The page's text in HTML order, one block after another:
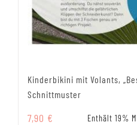
Kinderbikini mit Volants,
Schnittmuster
7,90 € Enthält 19%